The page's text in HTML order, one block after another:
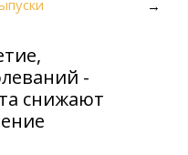
→
-
снижают